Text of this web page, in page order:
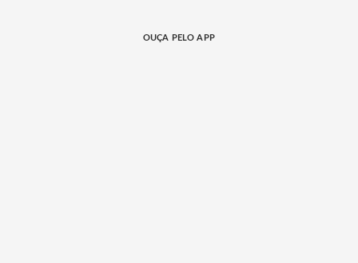
OUÇA PELO APP